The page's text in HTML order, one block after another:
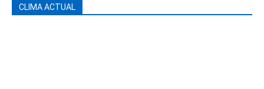
CLIMA ACTUAL